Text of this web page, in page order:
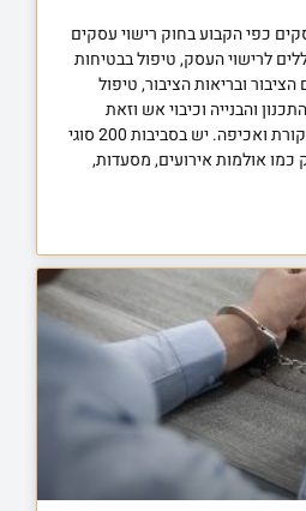
כפי הקבוע בחוק רישוי עסקים
לרישוי העסק, טיפול בבטיחות
ובריאות הציבור, טיפול
והבנייה וכיבוי אש וזאת
באמצעות מנגנוני פיקוח, ביקורת ואכיפה. יש בסביבות 200 סוגי
כמו אולמות אירועים, מסעדות,